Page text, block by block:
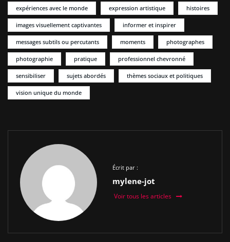
expériences avec le monde expression artistique histoires
images visuellement captivantes informer et inspirer
messages subtils ou percutants moments photographes
photographie pratique professionnel chevronné
sensibiliser sujets abordés thèmes sociaux et politiques
vision unique du monde
Écrit par :
mylene-jot
Voir tous les articles